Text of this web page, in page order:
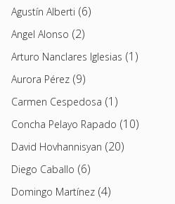
Agustín Alberti (6)
Angel Alonso (2)
Arturo Nanclares Iglesias (1)
Aurora Pérez (9)
Carmen Cespedosa (1)
Concha Pelayo Rapado (10)
David Hovhannisyan (20)
Diego Caballo (6)
Domingo Martínez (4)